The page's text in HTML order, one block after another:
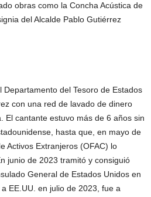
obras como la Concha Acústica de
del Alcalde Pablo Gutiérrez
del Tesoro de Estados
con una red de lavado de dinero
El cantante estuvo más de 6 años sin
hasta que, en mayo de
Activos Extranjeros (OFAC) lo
junio de 2023 tramitó y consiguió
General de Estados Unidos en
EE.UU. en julio de 2023, fue a